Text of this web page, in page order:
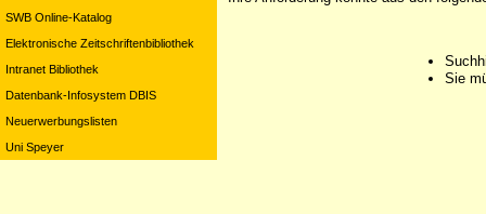
SWB Online-Katalog
Elektronische Zeitschriftenbibliothek
Intranet Bibliothek
Datenbank-Infosystem DBIS
Neuerwerbungslisten
Uni Speyer
Sie